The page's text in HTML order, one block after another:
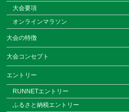
大会要項
オンラインマラソン
大会の特徴
大会コンセプト
エントリー
RUNNETエントリー
ふるさと納税エントリー